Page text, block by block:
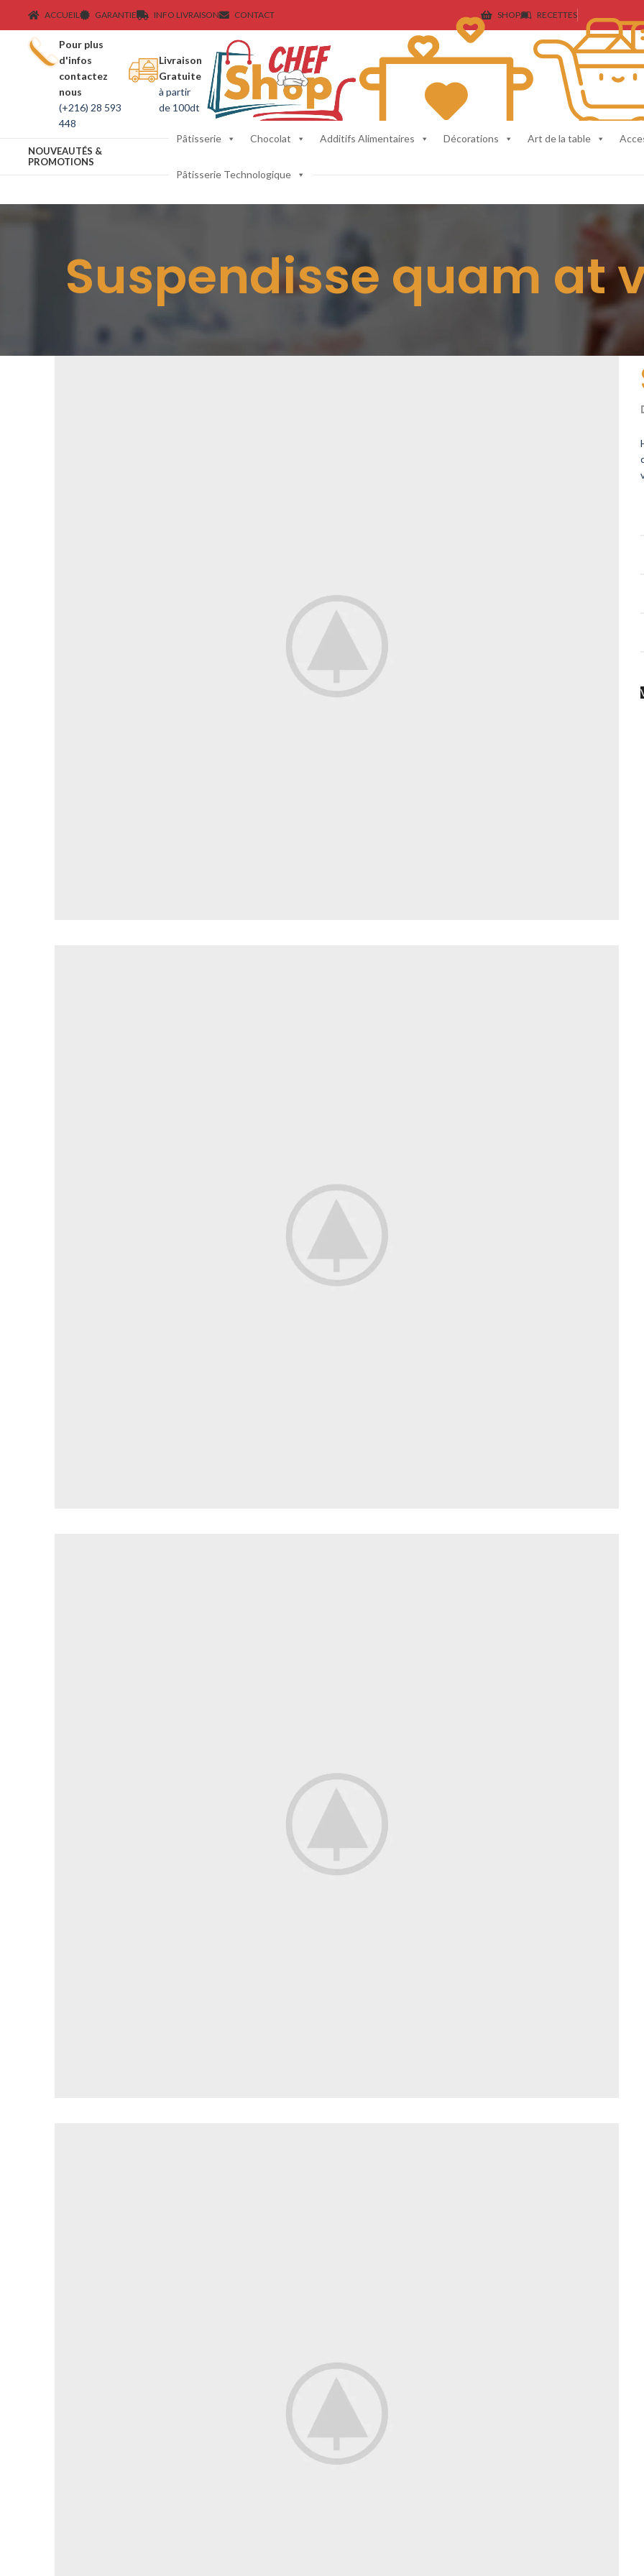
ACCUEIL GARANTIE INFO LIVRAISON CONTACT SHOP RECETTES
Pour plus
d'infos
contactez
nous
(+216) 28 593
448
Livraison
Gratuite
à partir
de 100dt
NOUVEAUTÉS &
PROMOTIONS
Pâtisserie Chocolat Additifs Alimentaires Décorations Art de la table
Pâtisserie Technologique
Suspendisse quam at